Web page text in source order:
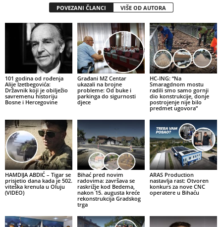
POVEZANI ČLANCI VIŠE OD AUTORA
101 godina od rođenja
Alije Izetbegovića:
Državnik koji je obilježio
savremenu historiju
Bosne i Hercegovine
Građani MZ Centar
ukazali na brojne
probleme: Od buke i
parkinga do sigurnosti
djece
HC-ING: “Na
Smaragdnom mostu
radili smo samo gornji
dio konstrukcije, donje
postrojenje nije bilo
predmet ugovora”
HAMDIJA ABDIĆ – Tigar se
prisjetio dana kada je 502.
viteška krenula u Oluju
(VIDEO)
Bihać pred novim
radovima: završava se
raskrižje kod Bedema,
nakon 15. augusta kreće
rekonstrukcija Gradskog
trga
ARAS Production
nastavlja rast: Otvoren
konkurs za nove CNC
operatere u Bihaću